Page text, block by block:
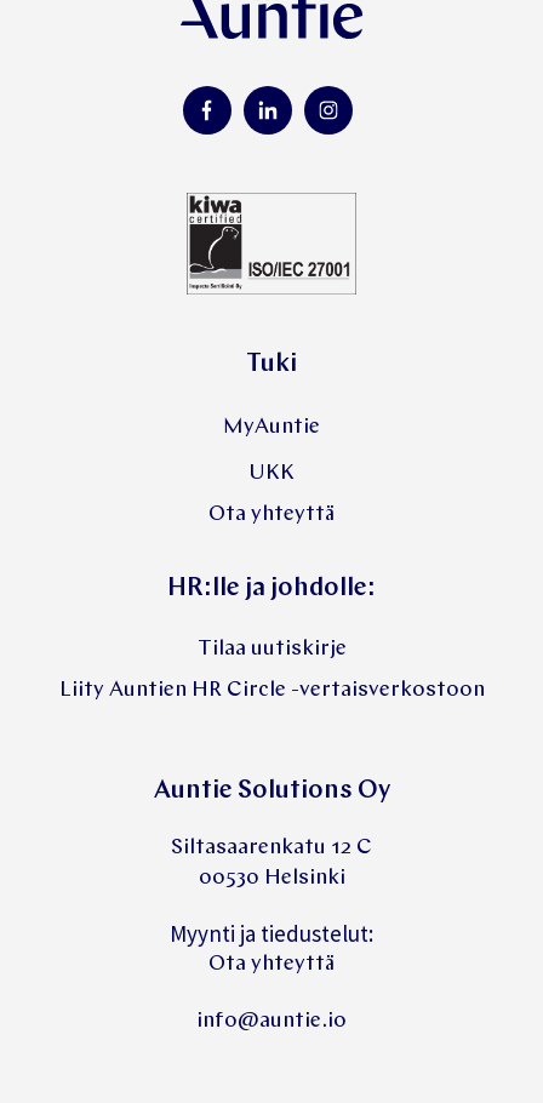
Tuki
MyAuntie
UKK
Ota yhteyttä
HR:lle ja johdolle:
Tilaa uutiskirje
Liity Auntien HR Circle -vertaisverkostoon
Auntie Solutions Oy
Siltasaarenkatu 12 C
00530 Helsinki
Myynti ja tiedustelut:
Ota yhteyttä
info@auntie.io